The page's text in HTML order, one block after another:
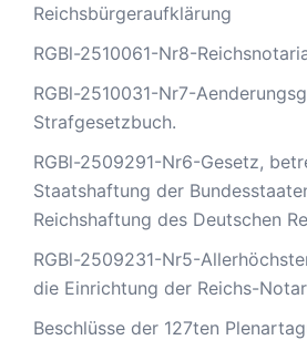
Reichsbürgeraufklärung
RGBl-2510061-Nr8-
RGBl-2510031-Nr7-
Strafgesetzbuch.
RGBl-2509291-Nr6-Gesetz,
Staatshaftung der
Reichshaftung des Deutschen
RGBl-2509231-Nr5-
die Einrichtung der Reichs-
Beschlüsse der 127ten